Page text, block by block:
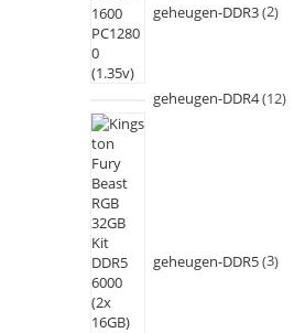
geheugen-DDR3 2
geheugen-DDR4 12
geheugen-DDR5 3